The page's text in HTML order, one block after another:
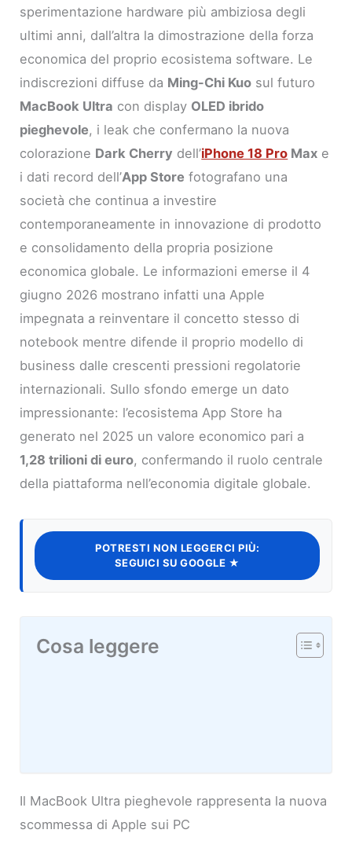
sperimentazione hardware più ambiziosa degli
ultimi anni, dall’altra la dimostrazione della forza
economica del proprio ecosistema software. Le
indiscrezioni diffuse da Ming-Chi Kuo sul futuro
MacBook Ultra con display OLED ibrido
pieghevole, i leak che confermano la nuova
colorazione Dark Cherry dell’iPhone 18 Pro Max e
i dati record dell’App Store fotografano una
società che continua a investire
contemporaneamente in innovazione di prodotto
e consolidamento della propria posizione
economica globale. Le informazioni emerse il 4
giugno 2026 mostrano infatti una Apple
impegnata a reinventare il concetto stesso di
notebook mentre difende il proprio modello di
business dalle crescenti pressioni regolatorie
internazionali. Sullo sfondo emerge un dato
impressionante: l’ecosistema App Store ha
generato nel 2025 un valore economico pari a
1,28 trilioni di euro, confermando il ruolo centrale
della piattaforma nell’economia digitale globale.
POTRESTI NON LEGGERCI PIÙ:
SEGUICI SU GOOGLE ★
Cosa leggere
Il MacBook Ultra pieghevole rappresenta la nuova
scommessa di Apple sui PC